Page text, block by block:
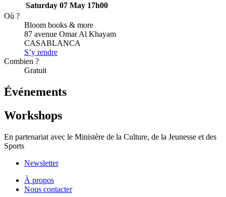
Saturday 07 May 17h00
Où ?
Bloom books & more
87 avenue Omar Al Khayam
CASABLANCA
S’y rendre
Combien ?
Gratuit
Événements
Workshops
En partenariat avec le Ministère de la Culture, de la Jeunesse et des
Sports
Newsletter
À propos
Nous contacter